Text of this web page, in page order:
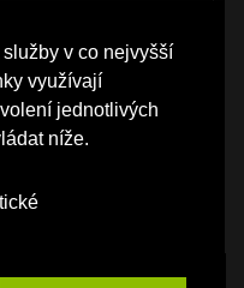
v co nejvyšší
využívají
jednotlivých
níže.